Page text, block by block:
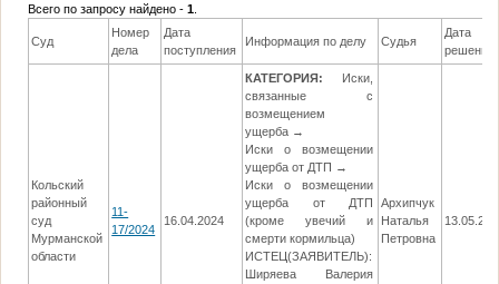
Всего по запросу найдено -1
Суд
Номер
дела
Дата
поступления
Информация по делу Судья
Дата
решения
Кольский
районный
суд
Мурманской
области
11-
17/2024
16.04.2024
КАТЕГОРИЯ:
Иски,
связанные с
возмещением
ущерба →
Иски о возмещении
ущерба от ДТП →
Иски о возмещении
ущерба от ДТП
(кроме увечий и
смерти кормильца)
ИСТЕЦ(ЗАЯВИТЕЛЬ):
Ширяева Валерия
Архипчук
Наталья
Петровна